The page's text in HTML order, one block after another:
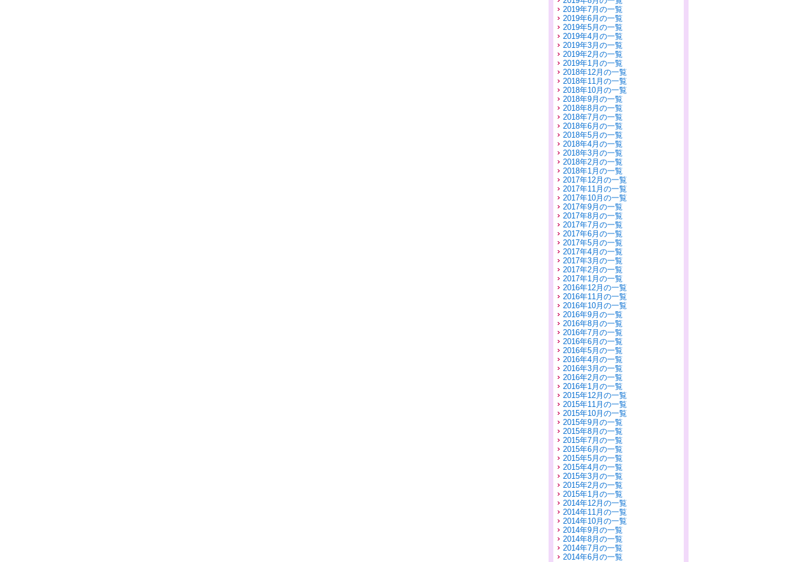
2019年7月の一覧
2019年6月の一覧
2019年5月の一覧
2019年4月の一覧
2019年3月の一覧
2019年2月の一覧
2019年1月の一覧
2018年12月の一覧
2018年11月の一覧
2018年10月の一覧
2018年9月の一覧
2018年8月の一覧
2018年7月の一覧
2018年6月の一覧
2018年5月の一覧
2018年4月の一覧
2018年3月の一覧
2018年2月の一覧
2018年1月の一覧
2017年12月の一覧
2017年11月の一覧
2017年10月の一覧
2017年9月の一覧
2017年8月の一覧
2017年7月の一覧
2017年6月の一覧
2017年5月の一覧
2017年4月の一覧
2017年3月の一覧
2017年2月の一覧
2017年1月の一覧
2016年12月の一覧
2016年11月の一覧
2016年10月の一覧
2016年9月の一覧
2016年8月の一覧
2016年7月の一覧
2016年6月の一覧
2016年5月の一覧
2016年4月の一覧
2016年3月の一覧
2016年2月の一覧
2016年1月の一覧
2015年12月の一覧
2015年11月の一覧
2015年10月の一覧
2015年9月の一覧
2015年8月の一覧
2015年7月の一覧
2015年6月の一覧
2015年5月の一覧
2015年4月の一覧
2015年3月の一覧
2015年2月の一覧
2015年1月の一覧
2014年12月の一覧
2014年11月の一覧
2014年10月の一覧
2014年9月の一覧
2014年8月の一覧
2014年7月の一覧
2014年6月の一覧